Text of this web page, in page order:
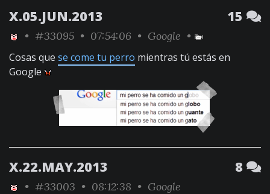
X.05.JUN.2013 15
• #33095 • 07:54:06 • Google •
Cosas que se come tu perro mientras tú estás en
Google
X.22.MAY.2013 8
• #33003 • 08:12:38 • Google